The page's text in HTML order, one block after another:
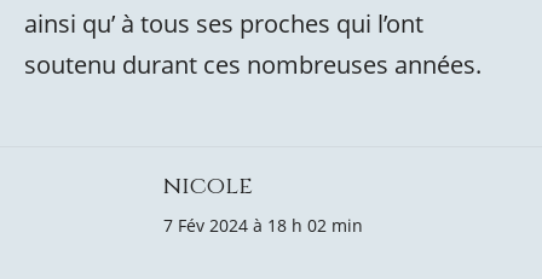
ainsi qu’ à tous ses proches qui l’ont
soutenu durant ces nombreuses années.
nicole
7 Fév 2024 à 18 h 02 min